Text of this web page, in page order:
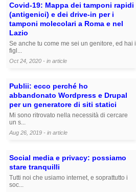
Covid-19: Mappa dei tamponi rapidi
(antigenici) e dei drive-in per i
tamponi molecolari a Roma e nel
Lazio
Se anche tu come me sei un genitore, ed hai i
figl...
Oct 24, 2020 - in article
Publii: ecco perché ho
abbandonato Wordpress e Drupal
per un generatore di siti statici
Mi sono ritrovato nella necessità di cercare
un s...
Aug 26, 2019 - in article
Social media e privacy: possiamo
stare tranquilli
Tutti noi che usiamo internet, e soprattutto i
soc...